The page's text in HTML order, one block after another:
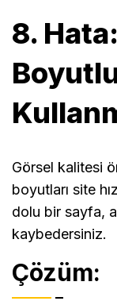
8.
Görsel kalitesi
boyutları site
dolu bir sayfa,
kaybedersiniz.
Çözüm: